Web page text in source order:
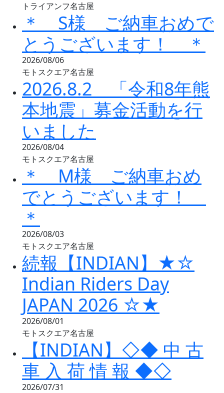
トライアンフ名古屋
＊ S様 ご納車おめで
とうございます！ ＊
2026/08/06
モトスクエア名古屋
2026.8.2 「令和8年熊
本地震」募金活動を行
いました
2026/08/04
モトスクエア名古屋
＊ M様 ご納車おめ
でとうございます！
＊
2026/08/03
モトスクエア名古屋
続報【INDIAN】★☆
Indian Riders Day
JAPAN 2026 ☆★
2026/08/01
モトスクエア名古屋
【INDIAN】◇◆ 中 古
車 入 荷 情 報 ◆◇
2026/07/31